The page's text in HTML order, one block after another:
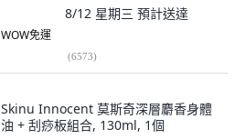
8/12 星期三 預計送達
WOW免運
(6573)
Skinu Innocent 莫斯奇深層麝香身體
油 + 刮痧板組合, 130ml, 1個